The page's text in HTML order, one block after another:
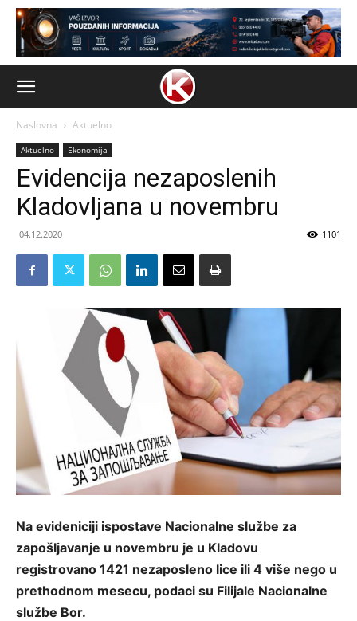
Naslovna Aktuelno
Aktuelno Ekonomija
Evidencija nezaposlenih
Kladovljana u novembru
04.12.2020 1101
Na evideniciji ispostave Nacionalne službe za
zapošljavanje u novembru je u Kladovu
registrovano 1421 nezaposleno lice ili 4 više nego u
prethodnom mesecu, podaci su Filijale Nacionalne
službe Bor.